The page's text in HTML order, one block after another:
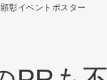
彰イベントポスター